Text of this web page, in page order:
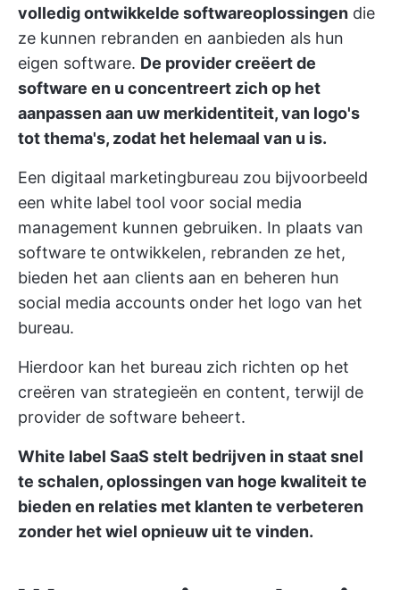
volledig ontwikkelde softwareoplossingen die
ze kunnen rebranden en aanbieden als hun
eigen software. De provider creëert de
software en u concentreert zich op het
aanpassen aan uw merkidentiteit, van logo's
tot thema's, zodat het helemaal van u is.
Een digitaal marketingbureau zou bijvoorbeeld
een white label tool voor social media
management kunnen gebruiken. In plaats van
software te ontwikkelen, rebranden ze het,
bieden het aan clients aan en beheren hun
social media accounts onder het logo van het
bureau.
Hierdoor kan het bureau zich richten op het
creëren van strategieën en content, terwijl de
provider de software beheert.
White label SaaS stelt bedrijven in staat snel
te schalen, oplossingen van hoge kwaliteit te
bieden en relaties met klanten te verbeteren
zonder het wiel opnieuw uit te vinden.